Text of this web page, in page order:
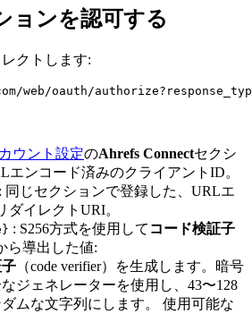
ョンを認可する
クトします:
ウント設定のAhrefs Connectセクシ
エンコード済みのクライアントID。
: 同じセクションで登録した、URLエ
ダイレクトURI。
: S256方式を使用して コード検証子
ら導出した値:
（code verifier）を生成します。暗号
ジェネレーターを使用し、43〜128
ムな文字列にします。 使用可能な